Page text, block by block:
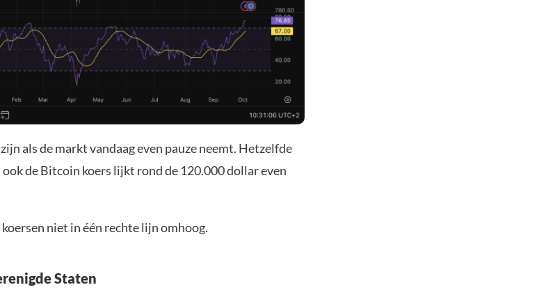
als de markt vandaag even pauze neemt. Hetzelfde
de Bitcoin koers lijkt rond de 120.000 dollar even
niet in één rechte lijn omhoog.
Staten